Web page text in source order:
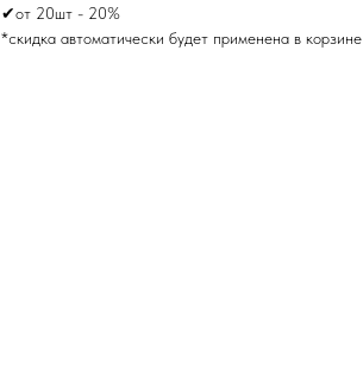
✔от 20шт - 20%
*скидка автоматически будет применена в корзине